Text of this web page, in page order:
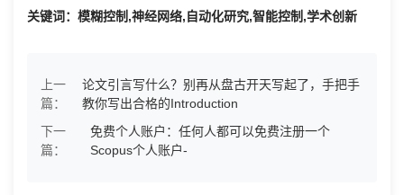
关键词：模糊控制,神经网络,自动化研究,智能控制,学术创新
上一
篇：
论文引言写什么？别再从盘古开天写起了，手把手
教你写出合格的Introduction
下一
篇：
免费个人账户：任何人都可以免费注册一个
Scopus个人账户-